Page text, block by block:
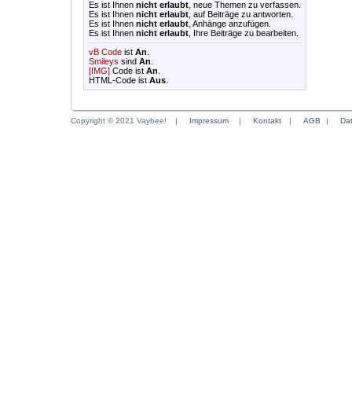
Es ist Ihnen nicht erlaubt , neue Themen zu verfassen.
Es ist Ihnen nicht erlaubt , auf Beiträge zu antworten.
Es ist Ihnen nicht erlaubt , Anhänge anzufügen.
Es ist Ihnen nicht erlaubt , Ihre Beiträge zu bearbeiten.
vB Code ist An
Smileys sind An
[IMG] Code ist An
HTML-Code ist Aus
Copyright © 2021 Vaybee! | Impressum | Kontakt | AGB |